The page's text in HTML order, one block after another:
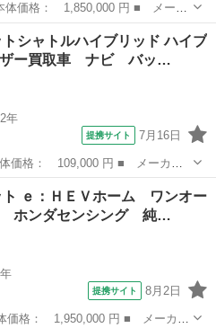
ト ■ グレード名： ｅ：ＨＥ
ナビ ＴＶ ＥＴＣ クリアラン
シャトルハイブリッド ハイブ
ー買取車 ナビ バッ…
年
提携サイト 7月16日
シャトルハイブリッド ■ グレ
買取車 ナビ バックカメラ Ｔ
ト ｅ：ＨＥＶホーム ワンオー
ホンダセンシング 純…
提携サイト 8月2日